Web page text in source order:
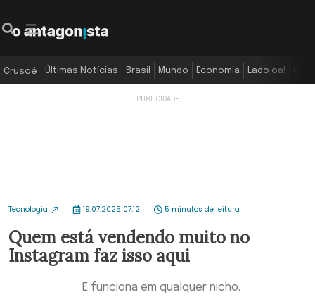
Crusoé Últimas Notícias Brasil Mundo Economia Lado oa!
Tecnologia 19.07.2025 07:12 5 minutos de leitura
Quem está vendendo muito no
Instagram faz isso aqui
E funciona em qualquer nicho.